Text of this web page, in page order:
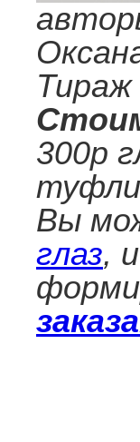
Тираж
300р
Вы
глаз,